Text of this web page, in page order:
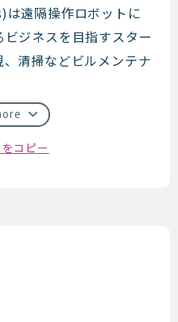
遠隔操作ロボットに
ジネスを目指すスター
清掃などビルメンテナ
コピー